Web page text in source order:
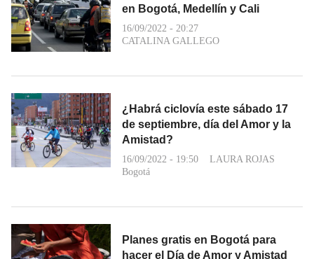
en Bogotá, Medellín y Cali
16/09/2022 - 20:27
CATALINA GALLEGO
¿Habrá ciclovía este sábado 17
de septiembre, día del Amor y la
Amistad?
16/09/2022 - 19:50
LAURA ROJAS
Bogotá
Planes gratis en Bogotá para
hacer el Día de Amor y Amistad